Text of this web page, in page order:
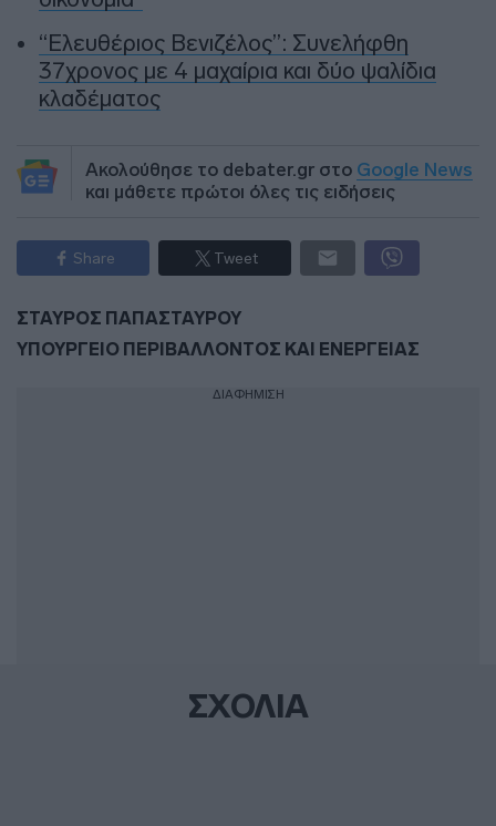
“Ελευθέριος Βενιζέλος”: Συνελήφθη
37χρονος με 4 μαχαίρια και δύο ψαλίδια
κλαδέματος
Ακολούθησε το debater.gr στο Google News
και μάθετε πρώτοι όλες τις ειδήσεις
Share Tweet
ΣΤΑΥΡΟΣ ΠΑΠΑΣΤΑΥΡΟΥ
ΥΠΟΥΡΓΕΙΟ ΠΕΡΙΒΑΛΛΟΝΤΟΣ ΚΑΙ ΕΝΕΡΓΕΙΑΣ
ΔΙΑΦΗΜΙΣΗ
ΣΧΟΛΙΑ